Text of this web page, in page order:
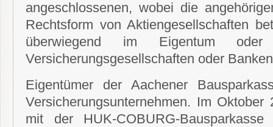
angeschlossenen, wobei die
Rechtsform von Aktiengesellschaften
überwiegend im Eigentum oder
Versicherungsgesellschaften oder
Eigentümer der Aachener
Versicherungsunternehmen. Im
mit der HUK-COBURG-